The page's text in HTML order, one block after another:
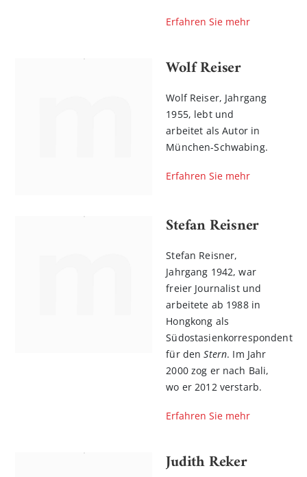
Erfahren Sie mehr
Wolf Reiser
Wolf Reiser, Jahrgang
1955, lebt und
arbeitet als Autor in
München-Schwabing.
Erfahren Sie mehr
Stefan Reisner
Stefan Reisner,
Jahrgang 1942, war
freier Journalist und
arbeitete ab 1988 in
Hongkong als
Südostasienkorrespondent
für denStern. Im Jahr
2000 zog er nach Bali,
wo er 2012 verstarb.
Erfahren Sie mehr
Judith Reker